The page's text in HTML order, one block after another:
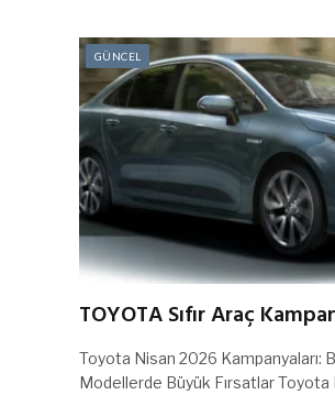
GÜNCEL
TOYOTA Sıfır Araç
Toyota Nisan 2026 Kampanyaları:
Modellerde Büyük Fırsatlar Toyota